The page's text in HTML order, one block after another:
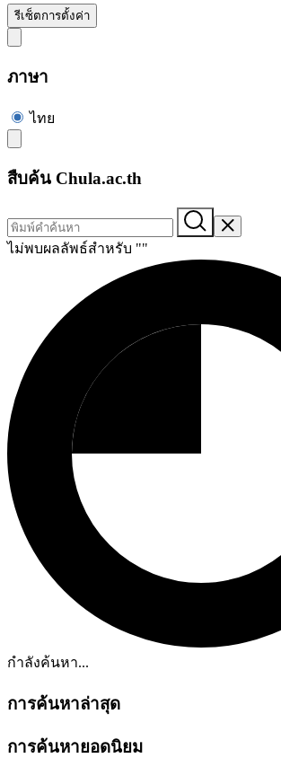
รีเซ็ตการตั้งค่า
ภาษา
ไทย
สืบค้น Chula.ac.th
ไม่พบผลลัพธ์สำหรับ ""
กำลังค้นหา...
การค้นหาล่าสุด
การค้นหายอดนิยม